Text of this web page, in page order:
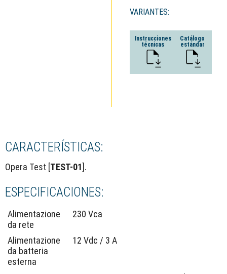
VARIANTES:
Instrucciones
técnicas
Catálogo
estándar
CARACTERÍSTICAS:
Opera Test [TEST-01].
ESPECIFICACIONES:
Alimentazione
da rete
230 Vca
Alimentazione
da batteria
esterna
12 Vdc / 3 A